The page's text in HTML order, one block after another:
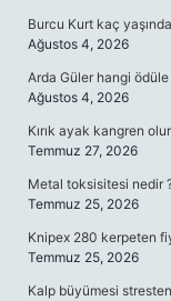
Burcu Kurt kaç
Ağustos 4, 2026
Arda Güler hangi
Ağustos 4, 2026
Kırık ayak kangren
Temmuz 27, 2026
Metal toksisitesi nedir
Temmuz 25, 2026
Knipex 280 kerpeten
Temmuz 25, 2026
Kalp büyümesi